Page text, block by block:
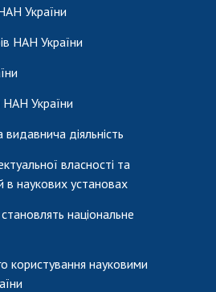
України
НАН України
НАН України
видавнича діяльність
власності та
в наукових установах
національне
користування науковими